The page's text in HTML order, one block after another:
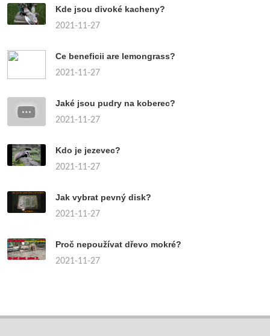
Kde jsou divoké kacheny?
2021-11-27
Ce beneficii are lemongrass?
2021-11-27
Jaké jsou pudry na koberec?
2021-11-27
Kdo je jezevec?
2021-11-27
Jak vybrat pevný disk?
2021-11-27
Proč nepoužívat dřevo mokré?
2021-11-27